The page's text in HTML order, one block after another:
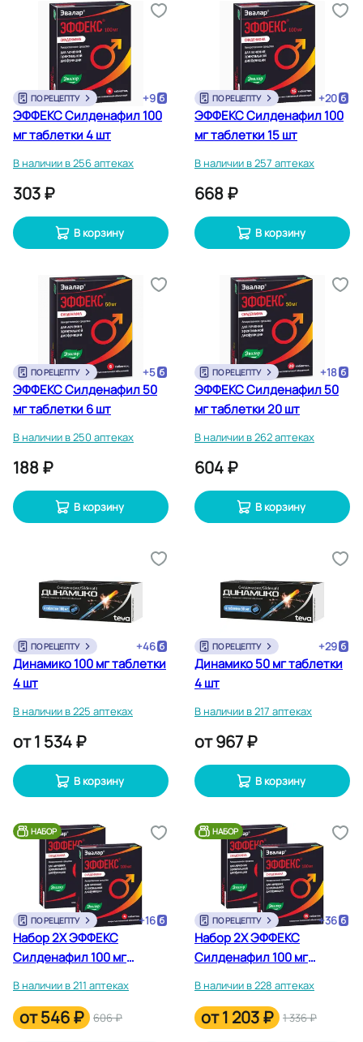
ПО РЕЦЕПТУ +9
ЭФФЕКС Силденафил 100
мг таблетки 4 шт
В наличии в 256 аптеках
303 ₽
В корзину
ПО РЕЦЕПТУ +20
ЭФФЕКС Силденафил 100
мг таблетки 15 шт
В наличии в 257 аптеках
668 ₽
В корзину
ПО РЕЦЕПТУ +5
ЭФФЕКС Силденафил 50
мг таблетки 6 шт
В наличии в 250 аптеках
188 ₽
В корзину
ПО РЕЦЕПТУ +18
ЭФФЕКС Силденафил 50
мг таблетки 20 шт
В наличии в 262 аптеках
604 ₽
В корзину
ПО РЕЦЕПТУ +46
Динамико 100 мг таблетки
4 шт
В наличии в 225 аптеках
от1 534 ₽
В корзину
ПО РЕЦЕПТУ +29
Динамико 50 мг таблетки
4 шт
В наличии в 217 аптеках
от967 ₽
В корзину
ПО РЕЦЕПТУ
НАБОР
+16
Набор 2Х ЭФФЕКС
Силденафил 100 мг
В наличии в 211 аптеках
от546 ₽ 606 ₽
ПО РЕЦЕПТУ
НАБОР
+36
Набор 2Х ЭФФЕКС
Силденафил 100 мг
В наличии в 228 аптеках
от1 203 ₽ 1 336 ₽